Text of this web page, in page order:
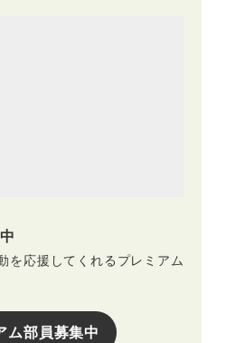
を応援してくれるプレミアム
ム部員募集中